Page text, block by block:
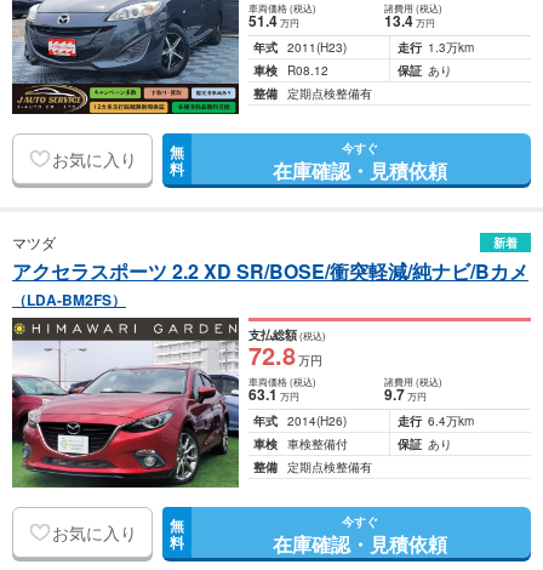
車両価格(税込)
51.4万円
諸費用 (税込)
13.4 万円
年式 2011(H23) 走行 1.3万km
車検
R08.12 保証 あり
整備 定期点検整備有
お気に入り 無
料
今すぐ
在庫確認・見積依頼
マツダ 新着
アクセラスポーツ 2.2 XD SR/BOSE/衝突軽減/純ナビ/Bカメ
（LDA-BM2FS）
支払総額(税込)
72.8万円
車両価格(税込)
63.1万円
諸費用 (税込)
9.7 万円
年式 2014(H26) 走行 6.4万km
車検 車検整備付 保証 あり
整備 定期点検整備有
お気に入り 無
料
今すぐ
在庫確認・見積依頼